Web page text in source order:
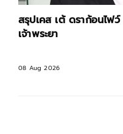
สรุปเคส เต้ ดราก้อนไฟ
เจ้าพระยา
08 Aug 2026